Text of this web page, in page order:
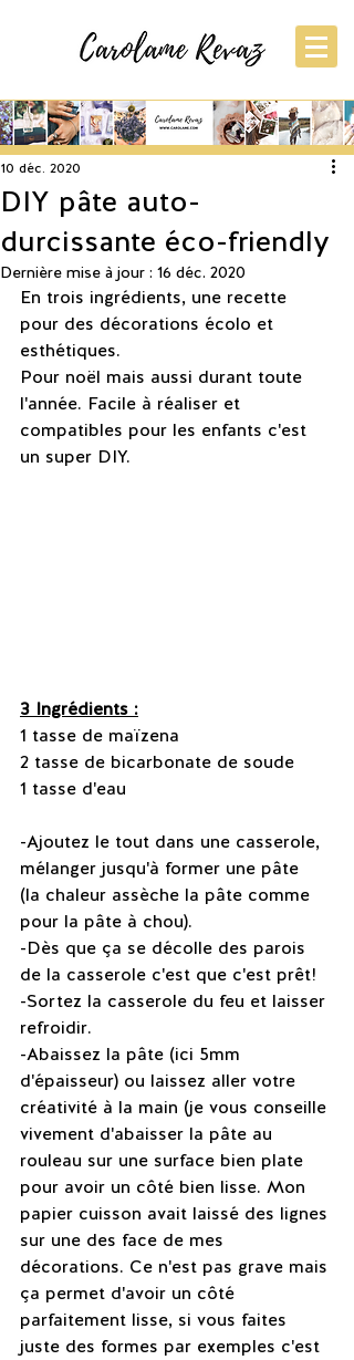
Post S'inscrire
DIY pâte auto-
durcissante éco-friendly
10 déc. 2020
Dernière mise à jour : 16 déc. 2020
En trois ingrédients, une recette
pour des décorations écolo et
esthétiques.
Pour noël mais aussi durant toute
l'année. Facile à réaliser et
compatibles pour les enfants c'est
un super DIY.
3 Ingrédients :
1 tasse de maïzena
2 tasse de bicarbonate de soude
1 tasse d'eau
-Ajoutez le tout dans une casserole,
mélanger jusqu'à former une pâte
(la chaleur assèche la pâte comme
pour la pâte à chou).
-Dès que ça se décolle des parois
de la casserole c'est que c'est prêt!
-Sortez la casserole du feu et laisser
refroidir.
-Abaissez la pâte (ici 5mm
d'épaisseur) ou laissez aller votre
créativité à la main (je vous conseille
vivement d'abaisser la pâte au
rouleau sur une surface bien plate
pour avoir un côté bien lisse. Mon
papier cuisson avait laissé des lignes
sur une des face de mes
décorations. Ce n'est pas grave mais
ça permet d'avoir un côté
parfaitement lisse, si vous faites
juste des formes par exemples c'est